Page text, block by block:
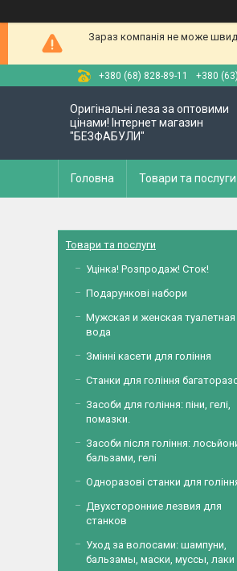
Зараз компанія не може
+380 (68) 828-89-11 +380
Оригінальні леза за оптовими
цінами! Інтернет магазин
"БЕЗФАБУЛИ"
Головна Товари та послуги
Товари та послуги
Уцінка! Розпродаж! Сток!
Подарункові набори
Мужская и женская туалетная
вода
Змінні касети для гоління
Станки для гоління
Засоби для гоління: піни, гелі,
помазки.
Засоби після гоління:
бальзами, гелі
Одноразові станки для
Двухсторонние лезвия для
станков
Уход за волосами: шампуни,
бальзамы, маски, муссы, лаки